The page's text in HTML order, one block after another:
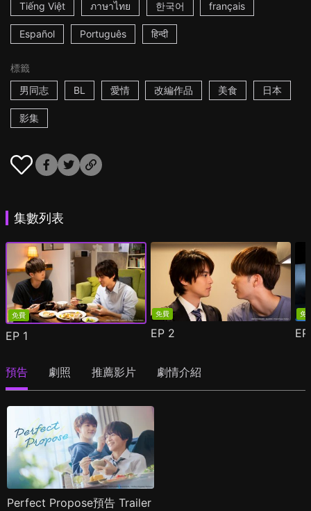
Tiếng Việt ภาษาไทย 한국어 français
Español Português हिन्दी
標籤
男同志
BL 愛情 改編作品 美食 日本
影集
集數列表
免費
EP 1
免費
EP 2
免
預告 劇照 推薦影片 劇情介紹
Perfect Propose預告 Trailer